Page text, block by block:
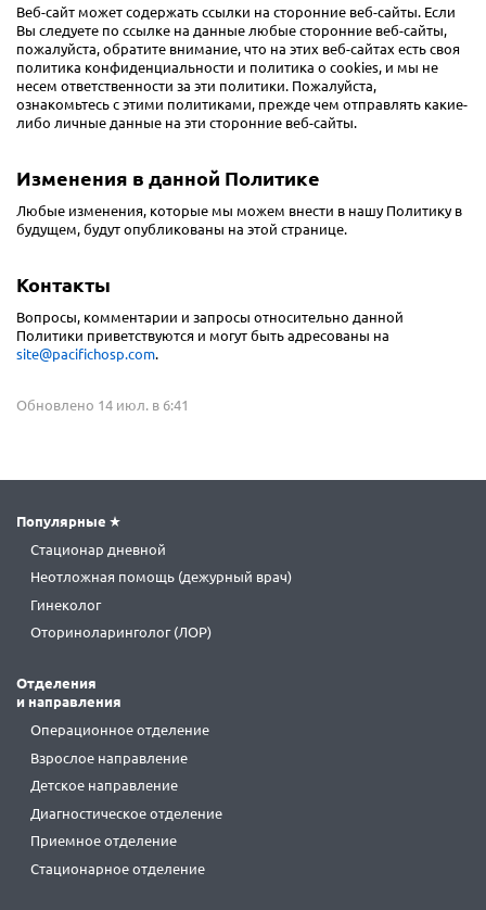
Веб-сайт может содержать ссылки на сторонние веб-сайты. Если
Вы следуете по ссылке на данные любые сторонние веб-сайты,
пожалуйста, обратите внимание, что на этих веб-сайтах есть своя
политика конфиденциальности и политика о cookies, и мы не
несем ответственности за эти политики. Пожалуйста,
ознакомьтесь с этими политиками, прежде чем отправлять какие-
либо личные данные на эти сторонние веб-сайты.
Изменения в данной Политике
Любые изменения, которые мы можем внести в нашу Политику в
будущем, будут опубликованы на этой странице.
Контакты
Вопросы, комментарии и запросы относительно данной
Политики приветствуются и могут быть адресованы на
site@pacifichosp.com.
Обновлено 14 июл. в 6:41
Популярные
Стационар дневной
Неотложная помощь (дежурный врач)
Гинеколог
Оториноларинголог (ЛОР)
Отделения
и направления
Операционное отделение
Взрослое направление
Детское направление
Диагностическое отделение
Приемное отделение
Стационарное отделение